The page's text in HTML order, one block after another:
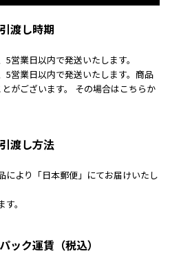
渡し時期
営業日以内で発送いたします。
5営業日以内で発送いたします。商品
がございます。 その場合はこちらか
渡し方法
により「日本郵便」にてお届けいたし
。
ック運賃（税込）